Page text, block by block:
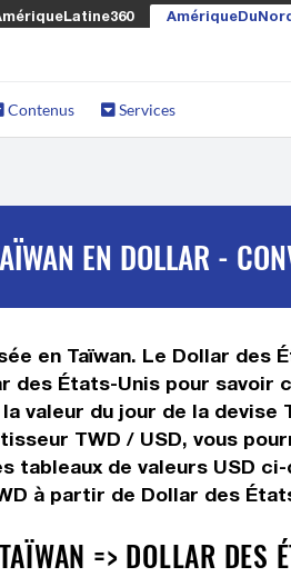
Contenus Services
EN DOLLAR -
en Taïwan. Le Dollar
des États-Unis pour
valeur du jour de la
TWD / USD, vous
tableaux de valeurs USD
à partir de Dollar des
=> DOLLAR DES